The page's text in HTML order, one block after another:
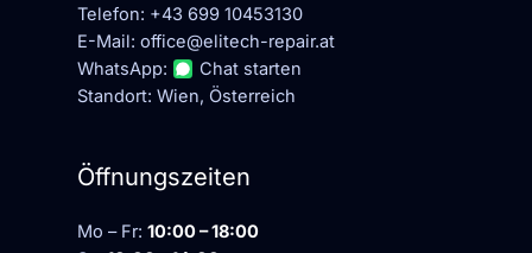
Telefon: +43 699 10453130
E-Mail: office@elitech-repair.at
WhatsApp:
Chat starten
Standort: Wien, Österreich
Öffnungszeiten
Mo – Fr: 10:00 – 18:00